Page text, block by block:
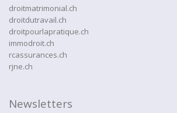
droitmatrimonial.ch
droitdutravail.ch
droitpourlapratique.ch
immodroit.ch
rcassurances.ch
rjne.ch
Newsletters